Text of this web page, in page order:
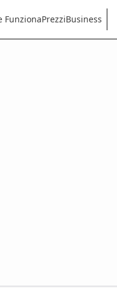
FunzionaPrezziBusiness